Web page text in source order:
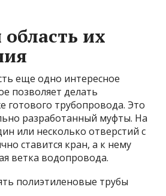
их
еще одно интересное
позволяет делать
готового трубопровода. Это
разработанный муфты. На
или несколько отверстий с
ставится кран, а к нему
ветка водопровода.